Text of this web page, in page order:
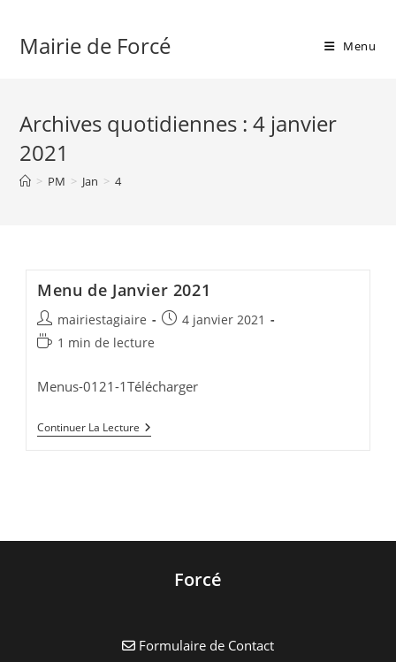
contentMairie de Forcé Menu
Archives quotidiennes : 4 janvier
2021
> PM > Jan > 4
Menu de Janvier 2021
Auteur/autrice
de
mairiestagiaire
Publication
4 janvier 2021
Temps
lecture :
1 min de lecture
Menus-0121-1Télécharger
Continuer La Lecture Menu
De
Forcé
Formulaire de Contact